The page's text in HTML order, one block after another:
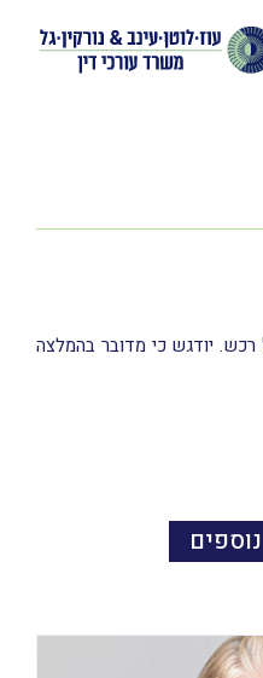
יודגש כי מדובר בהמלצה